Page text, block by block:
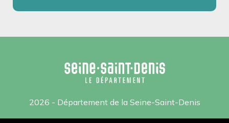
2026 - Département de la Seine-Saint-Denis